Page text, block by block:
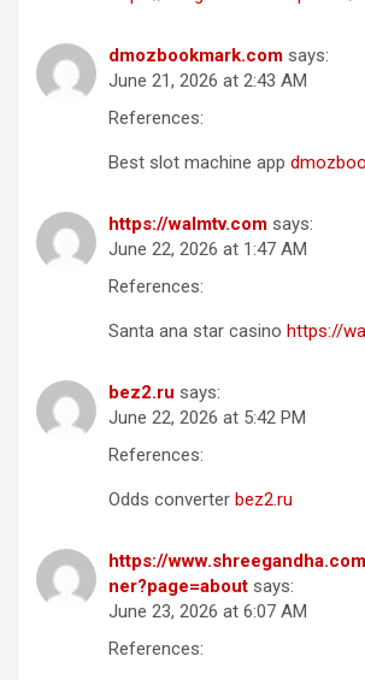
dmozbookmark.com says:
June 21, 2026 at 2:43 AM
References:
Best slot machine app
https://walmtv.com says:
June 22, 2026 at 1:47 AM
References:
Santa ana star casino https://
bez2.ru says:
June 22, 2026 at 5:42 PM
References:
Odds converter bez2.ru
https://
ner?page=about says:
June 23, 2026 at 6:07 AM
References: